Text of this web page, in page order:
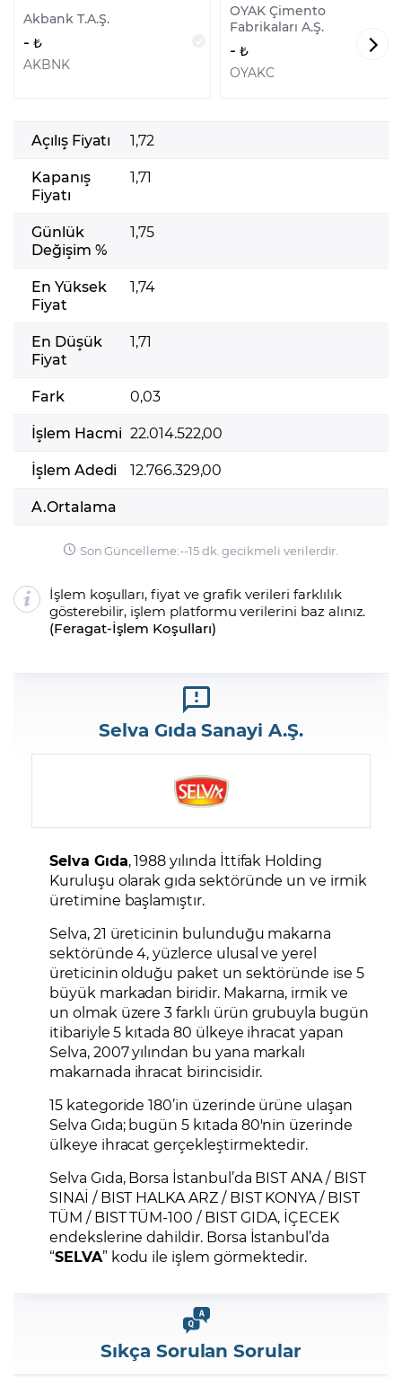
Akbank T.A.Ş.
-
AKBNK
OYAK Çimento
Fabrikaları A.Ş.
-
OYAKC
Açılış Fiyatı
1,72
Kapanış
Fiyatı
1,71
Günlük
Değişim %
1,75
En Yüksek
Fiyat
1,74
En Düşük
Fiyat
1,71
Fark
0,03
İşlem Hacmi 22.014.522,00
İşlem Adedi
12.766.329,00
A.Ortalama
Son Güncelleme:--15 dk. gecikmeli verilerdir.
İşlem koşulları, fiyat ve grafik verileri farklılık
gösterebilir, işlem platformu verilerini baz alınız.
(Feragat-İşlem Koşulları)
Selva Gıda Sanayi A.Ş.
Selva Gıda, 1988 yılında İttifak Holding
Kuruluşu olarak gıda sektöründe un ve irmik
üretimine başlamıştır.
Selva, 21 üreticinin bulunduğu makarna
sektöründe 4, yüzlerce ulusal ve yerel
üreticinin olduğu paket un sektöründe ise 5
büyük markadan biridir. Makarna, irmik ve
un olmak üzere 3 farklı ürün grubuyla bugün
itibariyle 5 kıtada 80 ülkeye ihracat yapan
Selva, 2007 yılından bu yana markalı
makarnada ihracat birincisidir.
15 kategoride 180’in üzerinde ürüne ulaşan
Selva Gıda; bugün 5 kıtada 80'nin üzerinde
ülkeye ihracat gerçekleştirmektedir.
Selva Gıda, Borsa İstanbul’da BIST ANA / BIST
SINAİ / BIST HALKA ARZ / BIST KONYA / BIST
TÜM / BIST TÜM-100 / BIST GIDA, İÇECEK
endekslerine dahildir. Borsa İstanbul’da
“SELVA” kodu ile işlem görmektedir.
Sıkça Sorulan Sorular